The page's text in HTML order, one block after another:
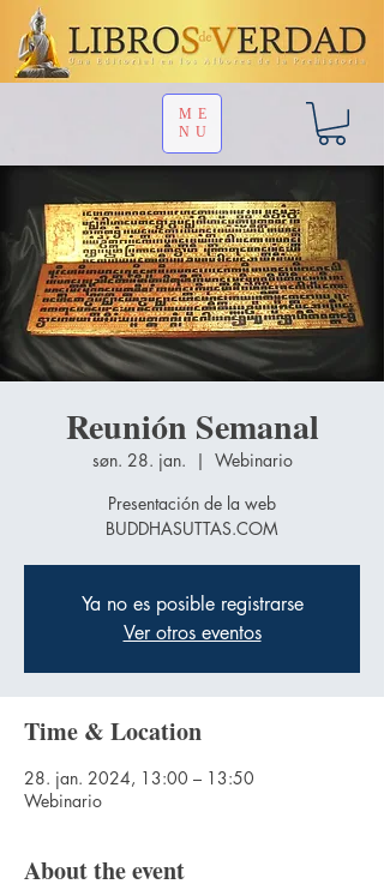
ME
NU
Reunión Semanal
søn. 28. jan.
  |
Webinario
Presentación de la web
BUDDHASUTTAS.COM
Ya no es posible registrarse
Ver otros eventos
Time & Location
28. jan. 2024, 13:00 – 13:50
Webinario
About the event